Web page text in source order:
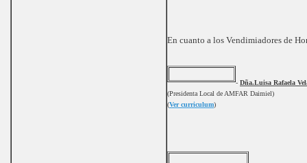
En cuanto a los Vendimiadores de
- Dña.Luisa Rafaela
(Presidenta Local de AMFAR Daimiel)
(Ver curriculum)